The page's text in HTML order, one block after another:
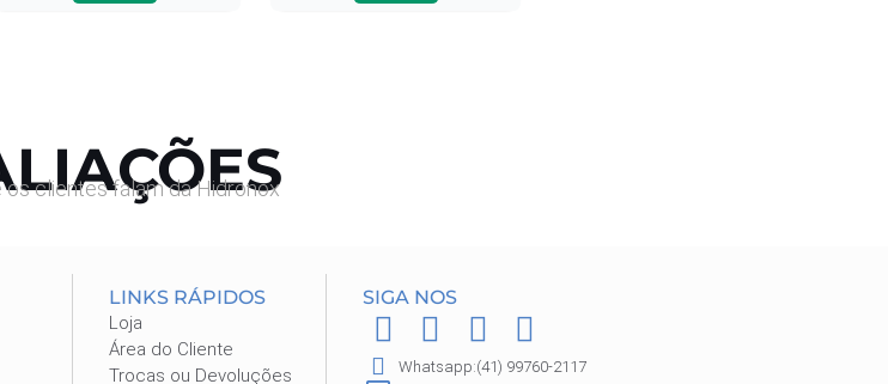
os clientes falam da Hidronox
LINKS RÁPIDOS
Loja
Área do Cliente
Trocas ou Devoluções
SIGA NOS
F
a
I
n
P
i
W
h
Whatsapp:(41) 99760-2117